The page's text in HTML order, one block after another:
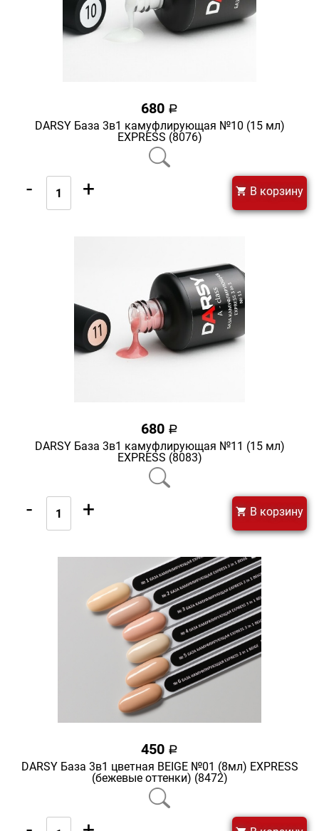
680 a
DARSY База 3в1 камуфлирующая №10 (15 мл)
EXPRESS (8076)
- + В корзину
680 a
DARSY База 3в1 камуфлирующая №11 (15 мл)
EXPRESS (8083)
- + В корзину
450 a
DARSY База 3в1 цветная BEIGE №01 (8мл) EXPRESS
(бежевые оттенки) (8472)